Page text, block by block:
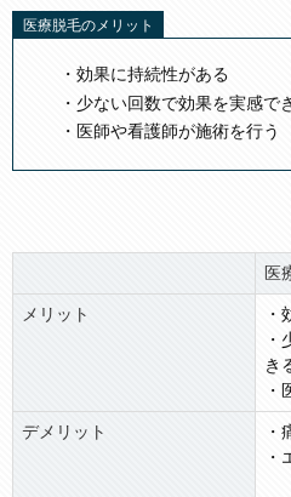
医療脱毛のメリット
効果に持続性がある
少ない回数で効果を実感で
医師や看護師が施術を行う
医
メリット
・
・
き
・
デメリット
・
・